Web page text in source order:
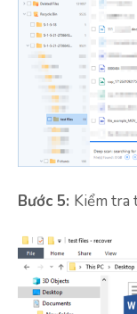
Bước 5: Kiểm tra